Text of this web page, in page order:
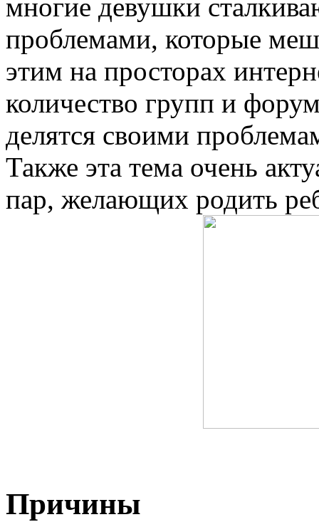
многие девушки
проблемами, которые
этим на просторах
количество групп и
делятся своими
Также эта тема очень
пар, желающих родить
Причины